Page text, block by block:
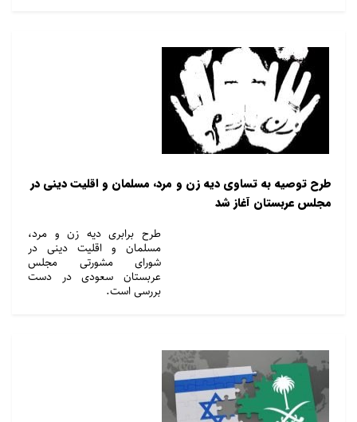
طرح توصیه به تساوی دیه زن و مرد، مسلمان و اقلیت دینی در
مجلس عربستان آغاز شد
طرح برابری دیه زن و مرد،
مسلمان و اقلیت دینی در
شورای مشورتی مجلس
عربستان سعودی در دست
بررسی است.